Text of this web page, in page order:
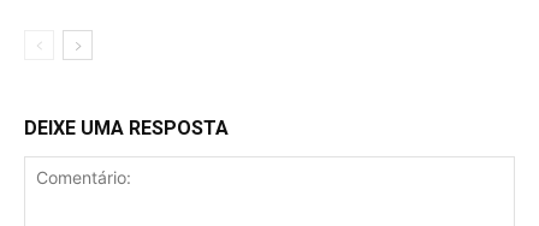
DEIXE UMA RESPOSTA